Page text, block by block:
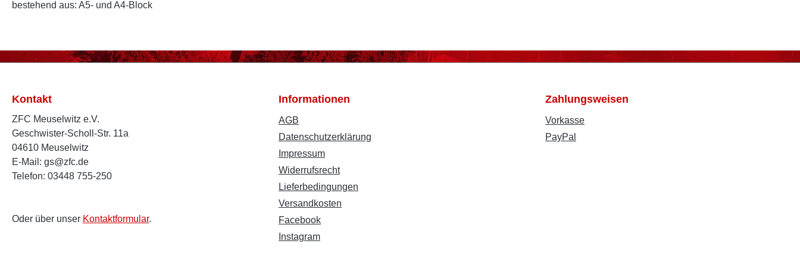
bestehend aus: A5- und A4-Block
Kontakt
ZFC Meuselwitz e.V.
Geschwister-Scholl-Str. 11a
04610 Meuselwitz
E-Mail: gs@zfc.de
Telefon: 03448 755-250
Oder über unser Kontaktformular.
Informationen
AGB
Datenschutzerklärung
Impressum
Widerrufsrecht
Lieferbedingungen
Versandkosten
Facebook
Instagram
Zahlungsweisen
Vorkasse
PayPal